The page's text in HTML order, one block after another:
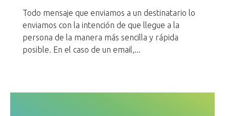
Todo mensaje que enviamos a un destinatario lo
enviamos con la intención de que llegue a la
persona de la manera más sencilla y rápida
posible. En el caso de un email,...